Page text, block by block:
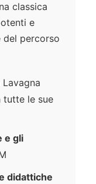
classica
e
del percorso
Lavagna
tutte le sue
e gli
didattiche